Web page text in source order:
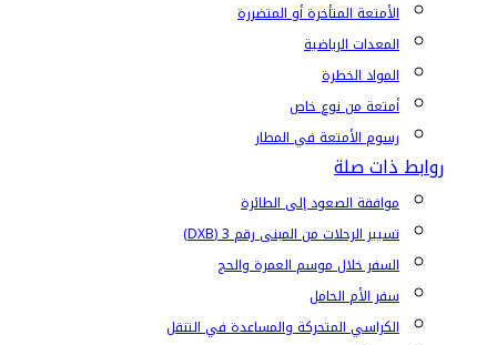
الأمتعة المتأخرة أو المتضررة
المعدات الرياضية
المواد الخطرة
أمتعة من نوع خاص
رسوم الأمتعة في المطار
روابط ذات صلة
موافقة الصعود إلى الطائرة
تسيير الرحلات من المبنى رقم 3 (DXB)
السفر خلال موسم العمرة والحج
سفر الأم الحامل
الكراسي المتحركة والمساعدة في التنقل